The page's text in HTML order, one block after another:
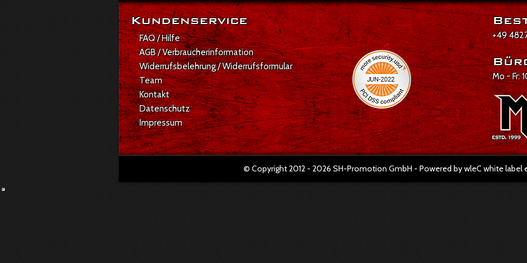
Kundenservice
FAQ / Hilfe
AGB / Verbraucherinformation
Widerrufsbelehrung / Widerrufsformular
Team
Kontakt
Datenschutz
Impressum
+49
Mo - Fr:
© Copyright 2012 - 2026 SH-Promotion GmbH - Powered by wleC white label